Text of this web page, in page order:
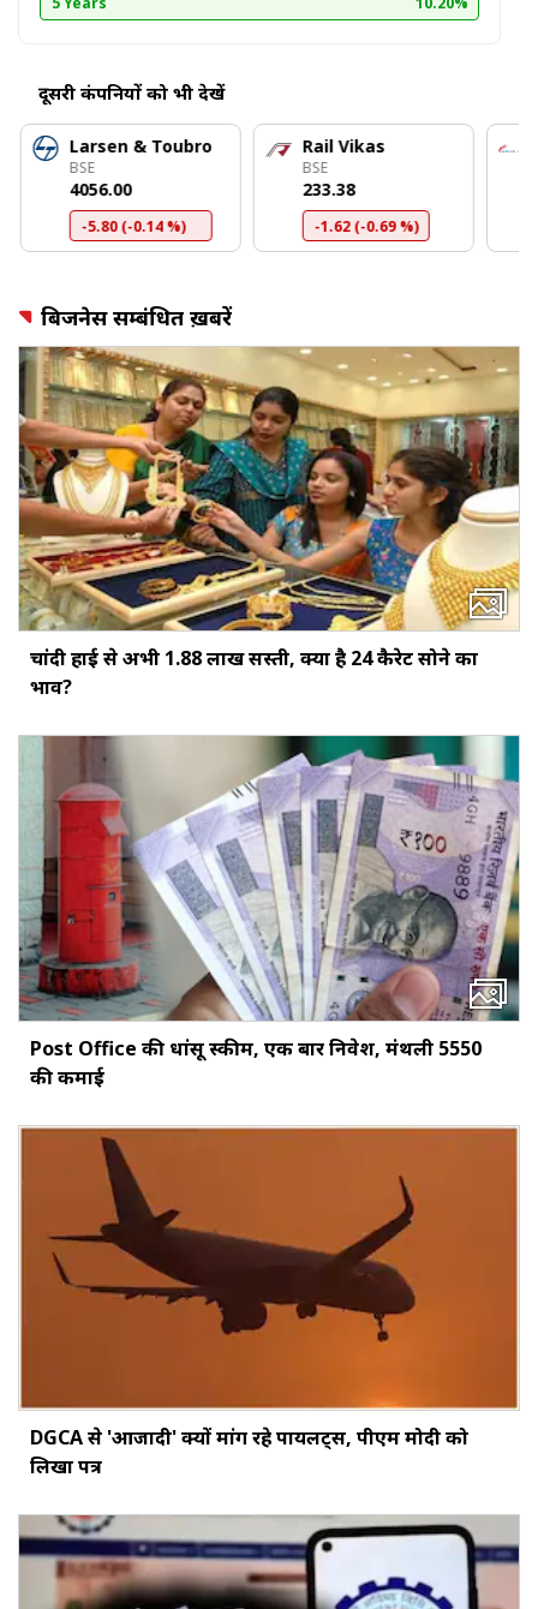
दूसरी कंपनियों को भी देखें
Larsen & Toubro
BSE
₹4056.00
-5.80 (-0.14 %)
Rail Vikas
BSE
₹233.38
-1.62 (-0.69 %)
बिजनेस सम्बंधित ख़बरें
चांदी हाई से अभी ₹1.88 लाख सस्ती, क्या है 24 कैरेट सोने का
भाव?
Post Office की धांसू स्कीम, एक बार निवेश, मंथली ₹5550
की कमाई
DGCA से 'आजादी' क्यों मांग रहे पायलट्स, पीएम मोदी को
लिखा पत्र